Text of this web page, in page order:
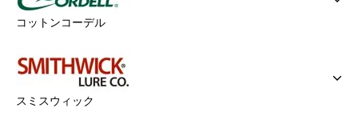
コットンコーデル
スミスウィック